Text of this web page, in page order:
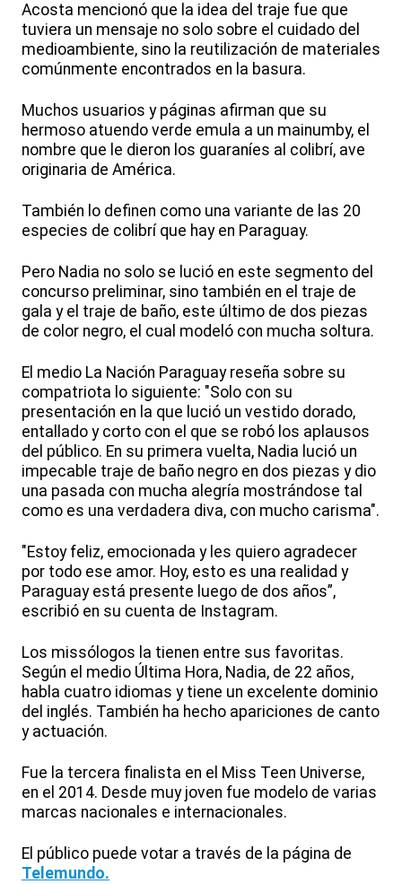
Acosta mencionó que la idea del traje fue que
tuviera un mensaje no solo sobre el cuidado del
medioambiente, sino la reutilización de materiales
comúnmente encontrados en la basura.
Muchos usuarios y páginas afirman que su
hermoso atuendo verde emula a un mainumby, el
nombre que le dieron los guaraníes al colibrí, ave
originaria de América.
También lo definen como una variante de las 20
especies de colibrí que hay en Paraguay.
Pero Nadia no solo se lució en este segmento del
concurso preliminar, sino también en el traje de
gala y el traje de baño, este último de dos piezas
de color negro, el cual modeló con mucha soltura.
El medio La Nación Paraguay reseña sobre su
compatriota lo siguiente: "Solo con su
presentación en la que lució un vestido dorado,
entallado y corto con el que se robó los aplausos
del público. En su primera vuelta, Nadia lució un
impecable traje de baño negro en dos piezas y dio
una pasada con mucha alegría mostrándose tal
como es una verdadera diva, con mucho carisma".
"Estoy feliz, emocionada y les quiero agradecer
por todo ese amor. Hoy, esto es una realidad y
Paraguay está presente luego de dos años”,
escribió en su cuenta de Instagram.
Los missólogos la tienen entre sus favoritas.
Según el medio Última Hora, Nadia, de 22 años,
habla cuatro idiomas y tiene un excelente dominio
del inglés. También ha hecho apariciones de canto
y actuación.
Fue la tercera finalista en el Miss Teen Universe,
en el 2014. Desde muy joven fue modelo de varias
marcas nacionales e internacionales.
El público puede votar a través de la página de
Telemundo.